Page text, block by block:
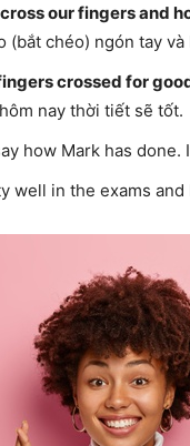
our fingers and
(bắt chéo) ngón tay
crossed for
nay thời tiết sẽ tốt.
how Mark has
well in the exams